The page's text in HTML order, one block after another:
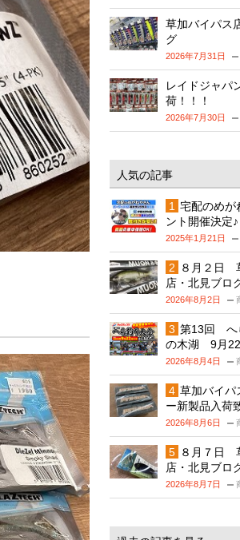
草加バイパス
グ
2026年7月31日
レイドジャパ
荷！！！
2026年7月30日
人気の記事
宅配のめ
ント開催決定♪
2025年1月21日
８月２日
店・北見ブロ
2026年8月2日
第13回 へ
の木湖 9月22
2026年8月4日
草加バイパ
ー新製品入荷
2026年8月6日
８月７日
店・北見ブロ
2026年8月7日